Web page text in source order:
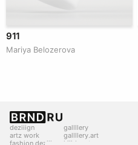
911
Mariya Belozerova
deziiign
artz work
fashion deziiign
gallllery
gallllery.art
kiiids.art